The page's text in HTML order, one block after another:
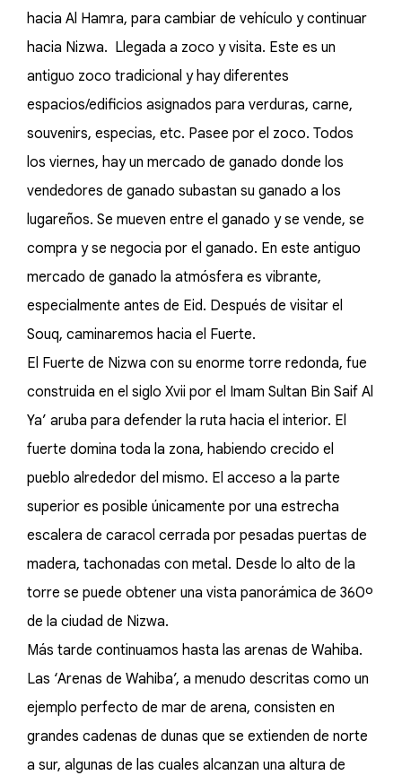
hacia Al Hamra, para cambiar de vehículo y continuar
hacia Nizwa. Llegada a zoco y visita. Este es un
antiguo zoco tradicional y hay diferentes
espacios/edificios asignados para verduras, carne,
souvenirs, especias, etc. Pasee por el zoco. Todos
los viernes, hay un mercado de ganado donde los
vendedores de ganado subastan su ganado a los
lugareños. Se mueven entre el ganado y se vende, se
compra y se negocia por el ganado. En este antiguo
mercado de ganado la atmósfera es vibrante,
especialmente antes de Eid. Después de visitar el
Souq, caminaremos hacia el Fuerte.
El Fuerte de Nizwa con su enorme torre redonda, fue
construida en el siglo Xvii por el Imam Sultan Bin Saif Al
Ya’ aruba para defender la ruta hacia el interior. El
fuerte domina toda la zona, habiendo crecido el
pueblo alrededor del mismo. El acceso a la parte
superior es posible únicamente por una estrecha
escalera de caracol cerrada por pesadas puertas de
madera, tachonadas con metal. Desde lo alto de la
torre se puede obtener una vista panorámica de 360º
de la ciudad de Nizwa.
Más tarde continuamos hasta las arenas de Wahiba.
Las ‘Arenas de Wahiba’, a menudo descritas como un
ejemplo perfecto de mar de arena, consisten en
grandes cadenas de dunas que se extienden de norte
a sur, algunas de las cuales alcanzan una altura de